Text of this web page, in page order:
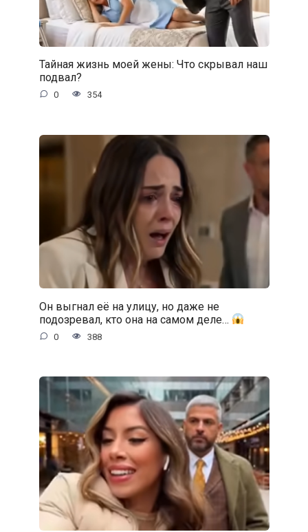
Тайная жизнь моей жены: Что скрывал наш
подвал?
0 354
Он выгнал её на улицу, но даже не
подозревал, кто она на самом деле…
0 388